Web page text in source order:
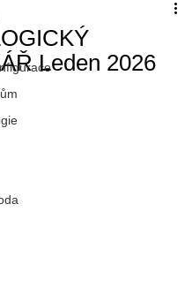
Leden 2026
NaN z 5 hvězdiček.